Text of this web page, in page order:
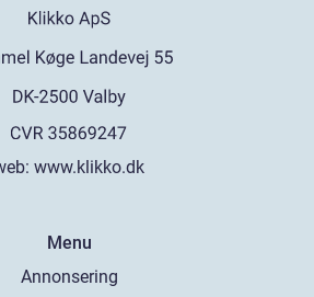
www.klikko.dk
Menu
Annonsering